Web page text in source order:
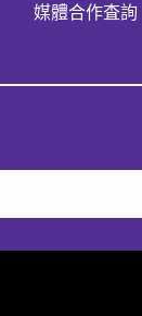
媒體合作査詢